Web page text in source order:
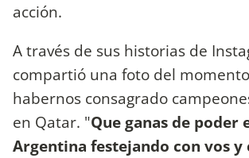
acción.
A través de sus historias de
compartió una foto del
habernos consagrado
en Qatar. "Que ganas de poder
Argentina festejando con vos y